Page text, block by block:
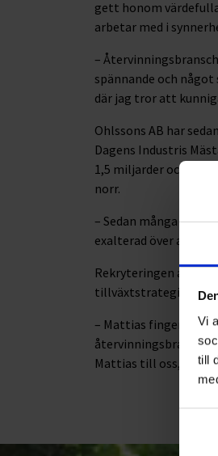
Vi
till
gett honom
arbetar med i
–
spännande och
där jag tror att
Ohlssons AB har
Dagens Industris
1,5 miljarder och har
norr.
– Sedan många år
exalterad över att nu
Rekryteringen av
tillväxtstrategi.
– Mattias
Mattias till oss, säger